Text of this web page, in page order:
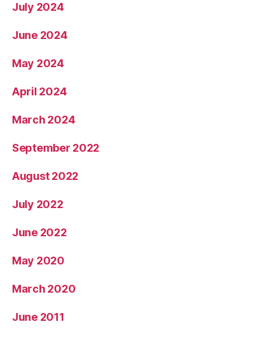
July 2024
June 2024
May 2024
April 2024
March 2024
September 2022
August 2022
July 2022
June 2022
May 2020
March 2020
June 2011